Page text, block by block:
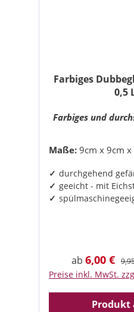
Farbiges
0,5
Farbiges und
Maße: 9cm x
durchgehend
geeicht - mit
ab 6,00 €
Preise inkl. MwSt.
Produkt